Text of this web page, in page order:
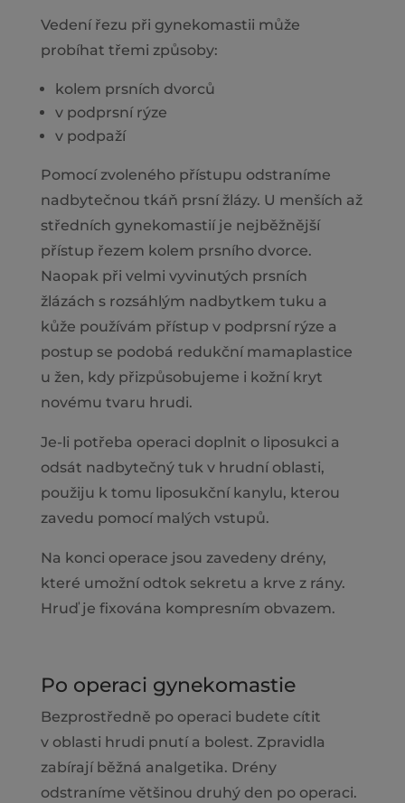
Vedení řezu při gynekomastii může
probíhat třemi způsoby:
kolem prsních dvorců
v podprsní rýze
v podpaží
Pomocí zvoleného přístupu odstraníme
nadbytečnou tkáň prsní žlázy. U menších až
středních gynekomastií je nejběžnější
přístup řezem kolem prsního dvorce.
Naopak při velmi vyvinutých prsních
žlázách s rozsáhlým nadbytkem tuku a
kůže používám přístup v podprsní rýze a
postup se podobá redukční mamaplastice
u žen, kdy přizpůsobujeme i kožní kryt
novému tvaru hrudi.
Je-li potřeba operaci doplnit o liposukci a
odsát nadbytečný tuk v hrudní oblasti,
použiju k tomu liposukční kanylu, kterou
zavedu pomocí malých vstupů.
Na konci operace jsou zavedeny drény,
které umožní odtok sekretu a krve z rány.
Hruď je fixována kompresním obvazem.
Po operaci gynekomastie
Bezprostředně po operaci budete cítit
v oblasti hrudi pnutí a bolest. Zpravidla
zabírají běžná analgetika. Drény
odstraníme většinou druhý den po operaci.